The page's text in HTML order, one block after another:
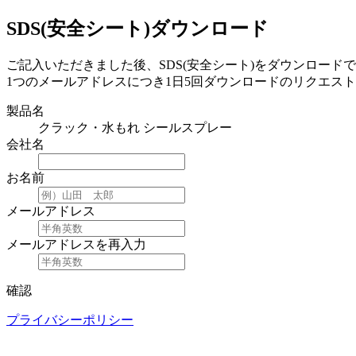
SDS(安全シート)ダウンロード
ご記入いただきました後、SDS(安全シート)をダウンロードで
1つのメールアドレスにつき1日5回ダウンロードのリクエスト
製品名
クラック・水もれ シールスプレー
会社名
お名前
メールアドレス
メールアドレスを再入力
確認
プライバシーポリシー